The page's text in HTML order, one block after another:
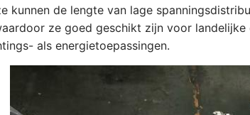
kunnen de lengte van lage
ze goed geschikt zijn voor
als energietoepassingen.